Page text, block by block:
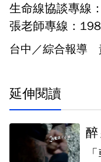
生命線協談專線
張老師專線：
台中／綜合報導
延伸閱讀